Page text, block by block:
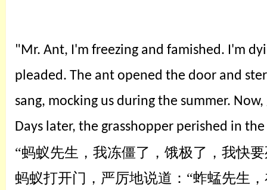
"Mr. Ant, I'm freezing and famished. I'm
pleaded. The ant opened the door and
sang, mocking us during the summer.
Days later, the grasshopper perished in the
“蚂蚁先生，我冻僵了，饿极了 ，我快
蚂蚁打开门， 严厉地说道： “蚱蜢先生